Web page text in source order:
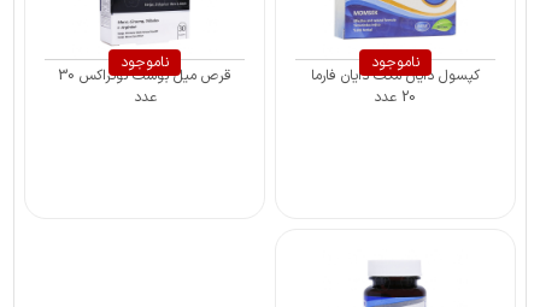
ناموجود
کپسول دایان مکث دایان فارما
20 عدد
ناموجود
قرص میل بوست نوتراکس 30
عدد